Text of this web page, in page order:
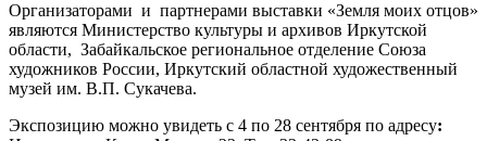
Организаторами и партнерами выставки «Земля моих отцов»
являются Министерство культуры и архивов Иркутской
области, Забайкальское региональное отделение Союза
художников России, Иркутский областной художественный
музей им. В.П. Сукачева.
Экспозицию можно увидеть с 4 по 28 сентября по адресу: